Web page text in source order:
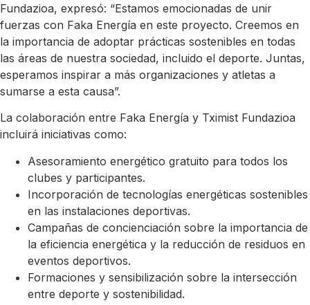
Fundazioa, expresó: “Estamos emocionadas de unir
fuerzas con Faka Energía en este proyecto. Creemos en
la importancia de adoptar prácticas sostenibles en todas
las áreas de nuestra sociedad, incluido el deporte. Juntas,
esperamos inspirar a más organizaciones y atletas a
sumarse a esta causa”.
La colaboración entre Faka Energía y Tximist Fundazioa
incluirá iniciativas como:
Asesoramiento energético gratuito para todos los
clubes y participantes.
Incorporación de tecnologías energéticas sostenibles
en las instalaciones deportivas.
Campañas de concienciación sobre la importancia de
la eficiencia energética y la reducción de residuos en
eventos deportivos.
Formaciones y sensibilización sobre la intersección
entre deporte y sostenibilidad.